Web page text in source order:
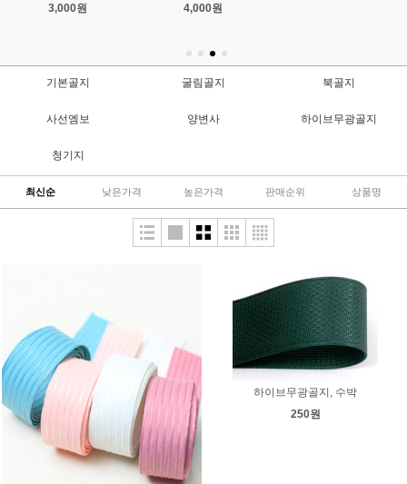
기본골지 굴림골지 북골지
사선엠보 양변사 하이브무광골지
청기지
최신순 낮은가격 높은가격 판매순위 상품명
하이브무광골지, 수박
250원